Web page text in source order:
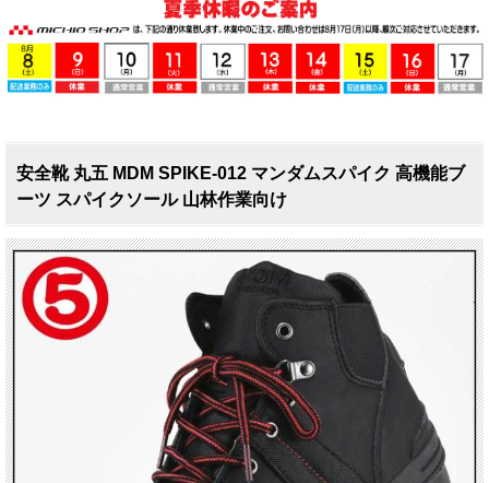
安全靴 丸五 MDM SPIKE-012 マンダムスパイク 高機能ブ
ーツ スパイクソール 山林作業向け